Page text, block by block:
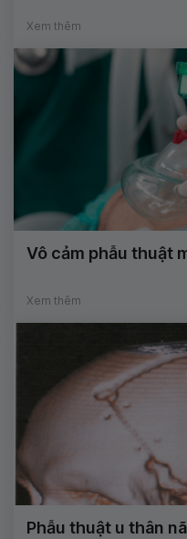
Xem thêm
Vô cảm phẫu thuật
Xem thêm
Phẫu thuật u thân